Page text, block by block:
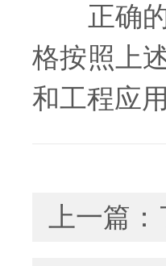
正确的
格按照上
和工程应
上一篇：